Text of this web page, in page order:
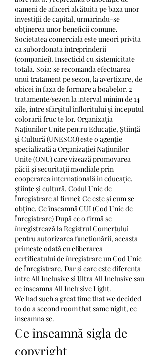
oameni de afaceri alcătuită pe baza unor
investiții de capital, urmărindu-se
obținerea unor beneficii comune.
Societatea comercială este uneori privită
ca subordonată întreprinderii
(companiei). Insecticid cu sistemicitate
totală. Soia: se recomandă efectuarea
unui tratament pe sezon, la avertizare, de
obicei în faza de formare a boabelor. 2
tratamente/sezon la interval minim de 14
zile, între sfârșitul înfloritului și începutul
colorării fruc te lor. Organizația
Națiunilor Unite pentru Educație, Știință
și Cultură (UNESCO) este o agenție
specializată a Organizației Națiunilor
Unite (ONU) care vizează promovarea
păcii și securității mondiale prin
cooperarea internațională în educație,
științe și cultură. Codul Unic de
Înregistrare al firmei: Ce este și cum se
obține. Ce înseamnă CUI (Cod Unic de
Înregistrare) După ce o firmă se
înregistrează la Registrul Comerțului
pentru autorizarea funcționării, aceasta
primește odată cu eliberarea
certificatului de înregistrare un Cod Unic
de Înregistrare. Dar și care este diferenta
intre All Inclusive si Ultra All Inclusive sau
ce inseamna All Inclusive Light.
We had such a great time that we decided
to do a second room that same night, ce
inseamna sc.
Ce înseamnă sigla de
copyright